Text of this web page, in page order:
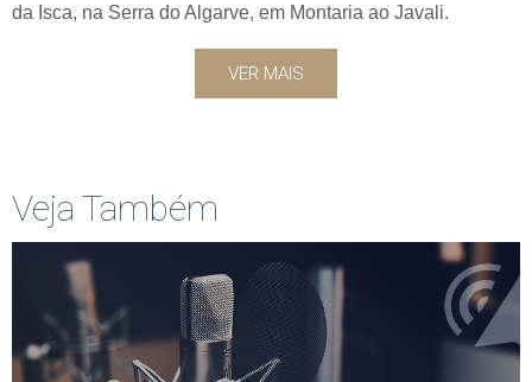
da Isca, na Serra do Algarve, em Montaria ao Javali.
VER MAIS
Veja Também